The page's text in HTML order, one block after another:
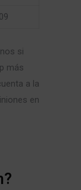
si
más
a la
en